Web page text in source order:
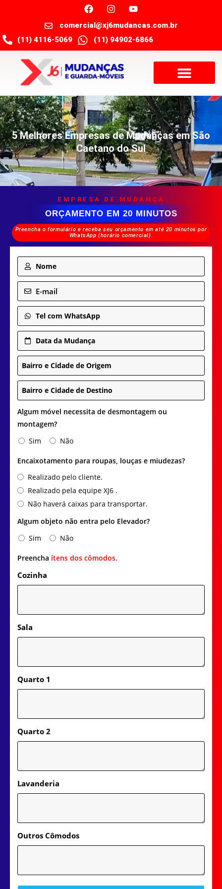
comercial@xj6mudancas.com.br
(11) 4116-5069
(11) 94902-6866
5 Melhores Empresas de Mudanças em São
Caetano do Sul
EMPRESA DE MUDANÇA
ORÇAMENTO EM 20 MINUTOS
Preencha o formulário e receba seu orçamento em até 20 minutos por
WhatsApp (horário comercial).
Nome
E-mail
Tel com WhatsApp
Data da Mudança
Bairro e Cidade de Origem
Bairro e Cidade de Destino
Algum móvel necessita de desmontagem ou
montagem?
Sim
Não
Encaixotamento para roupas, louças e miudezas?
Realizado pelo cliente.
Realizado pela equipe XJ6 .
Não haverá caixas para transportar.
Algum objeto não entra pelo Elevador?
Sim
Não
Preencha ítens dos cômodos.
Cozinha
Sala
Quarto 1
Quarto 2
Lavanderia
Outros Cômodos